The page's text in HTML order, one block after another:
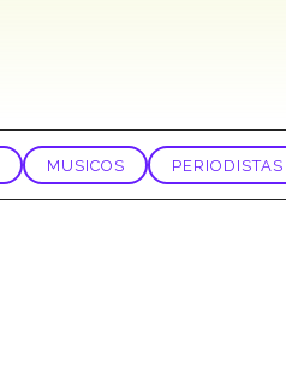
MUSICOS PERIODISTAS